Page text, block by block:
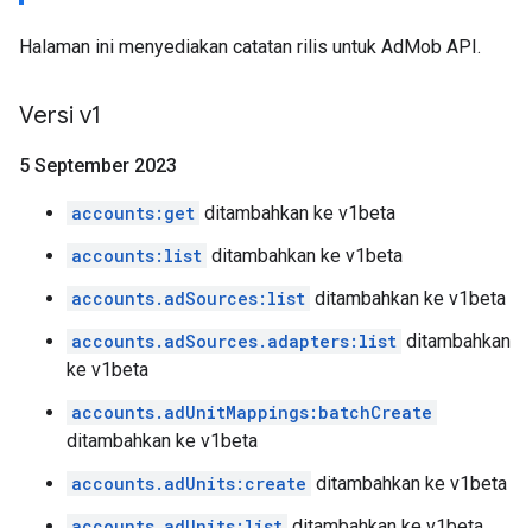
Halaman ini menyediakan catatan rilis untuk AdMob API.
Versi v1
5 September 2023
accounts:get ditambahkan ke v1beta
accounts:list ditambahkan ke v1beta
accounts.adSources:list ditambahkan ke v1beta
accounts.adSources.adapters:list ditambahkan
ke v1beta
accounts.adUnitMappings:batchCreate
ditambahkan ke v1beta
accounts.adUnits:create ditambahkan ke v1beta